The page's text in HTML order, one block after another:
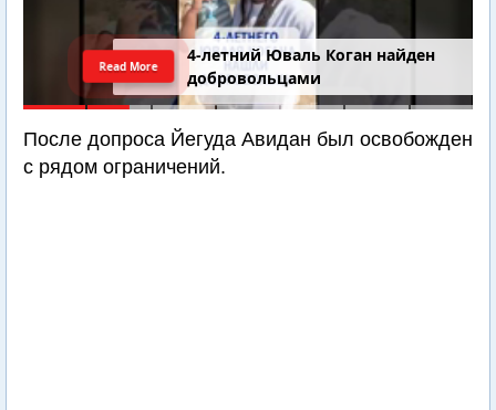
4-летний Юваль Коган найден
добровольцами
Read More
После допроса Йегуда Авидан был освобожден
с рядом ограничений.